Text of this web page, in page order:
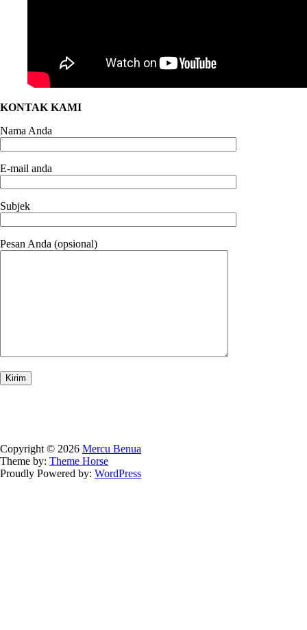
KONTAK KAMI
Nama Anda
E-mail anda
Subjek
Pesan Anda (opsional)
Copyright © 2026 Mercu Benua
Theme by: Theme Horse
Proudly Powered by: WordPress